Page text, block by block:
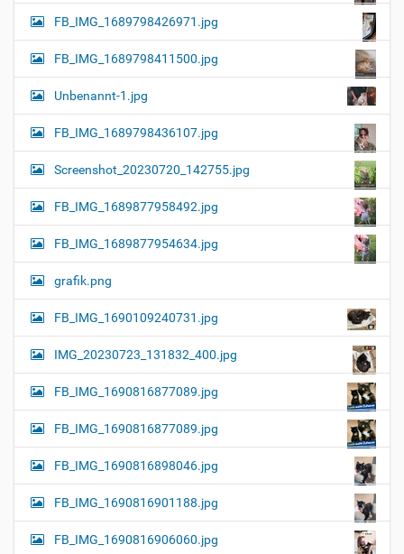
FB_IMG_1689798426971.jpg
FB_IMG_1689798411500.jpg
Unbenannt-1.jpg
FB_IMG_1689798436107.jpg
Screenshot_20230720_142755.jpg
FB_IMG_1689877958492.jpg
FB_IMG_1689877954634.jpg
grafik.png
FB_IMG_1690109240731.jpg
IMG_20230723_131832_400.jpg
FB_IMG_1690816877089.jpg
FB_IMG_1690816877089.jpg
FB_IMG_1690816898046.jpg
FB_IMG_1690816901188.jpg
FB_IMG_1690816906060.jpg